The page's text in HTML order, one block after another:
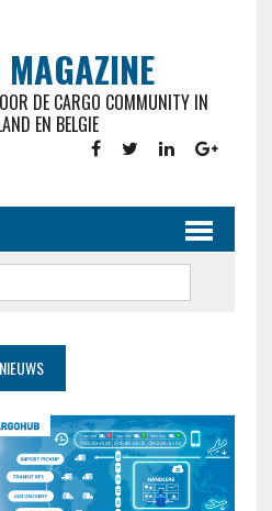
DE CARGO COMMUNITY IN
EN BELGIE